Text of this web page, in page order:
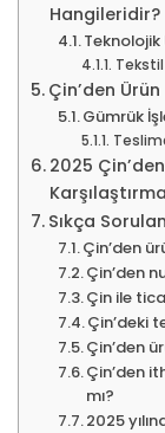
Hangileridir?
Teknolojik
Tekstil
Çin’den
Gümrük
2025
Sıkça
Çin’den
Çin’den
Çin ile
Çin’deki
Çin’den
Çin’den
mı?
2025